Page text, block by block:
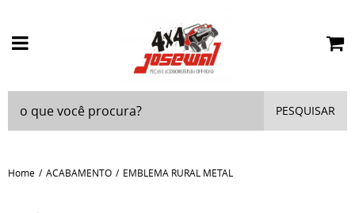
PESQUISAR
Home ACABAMENTO EMBLEMA RURAL METAL